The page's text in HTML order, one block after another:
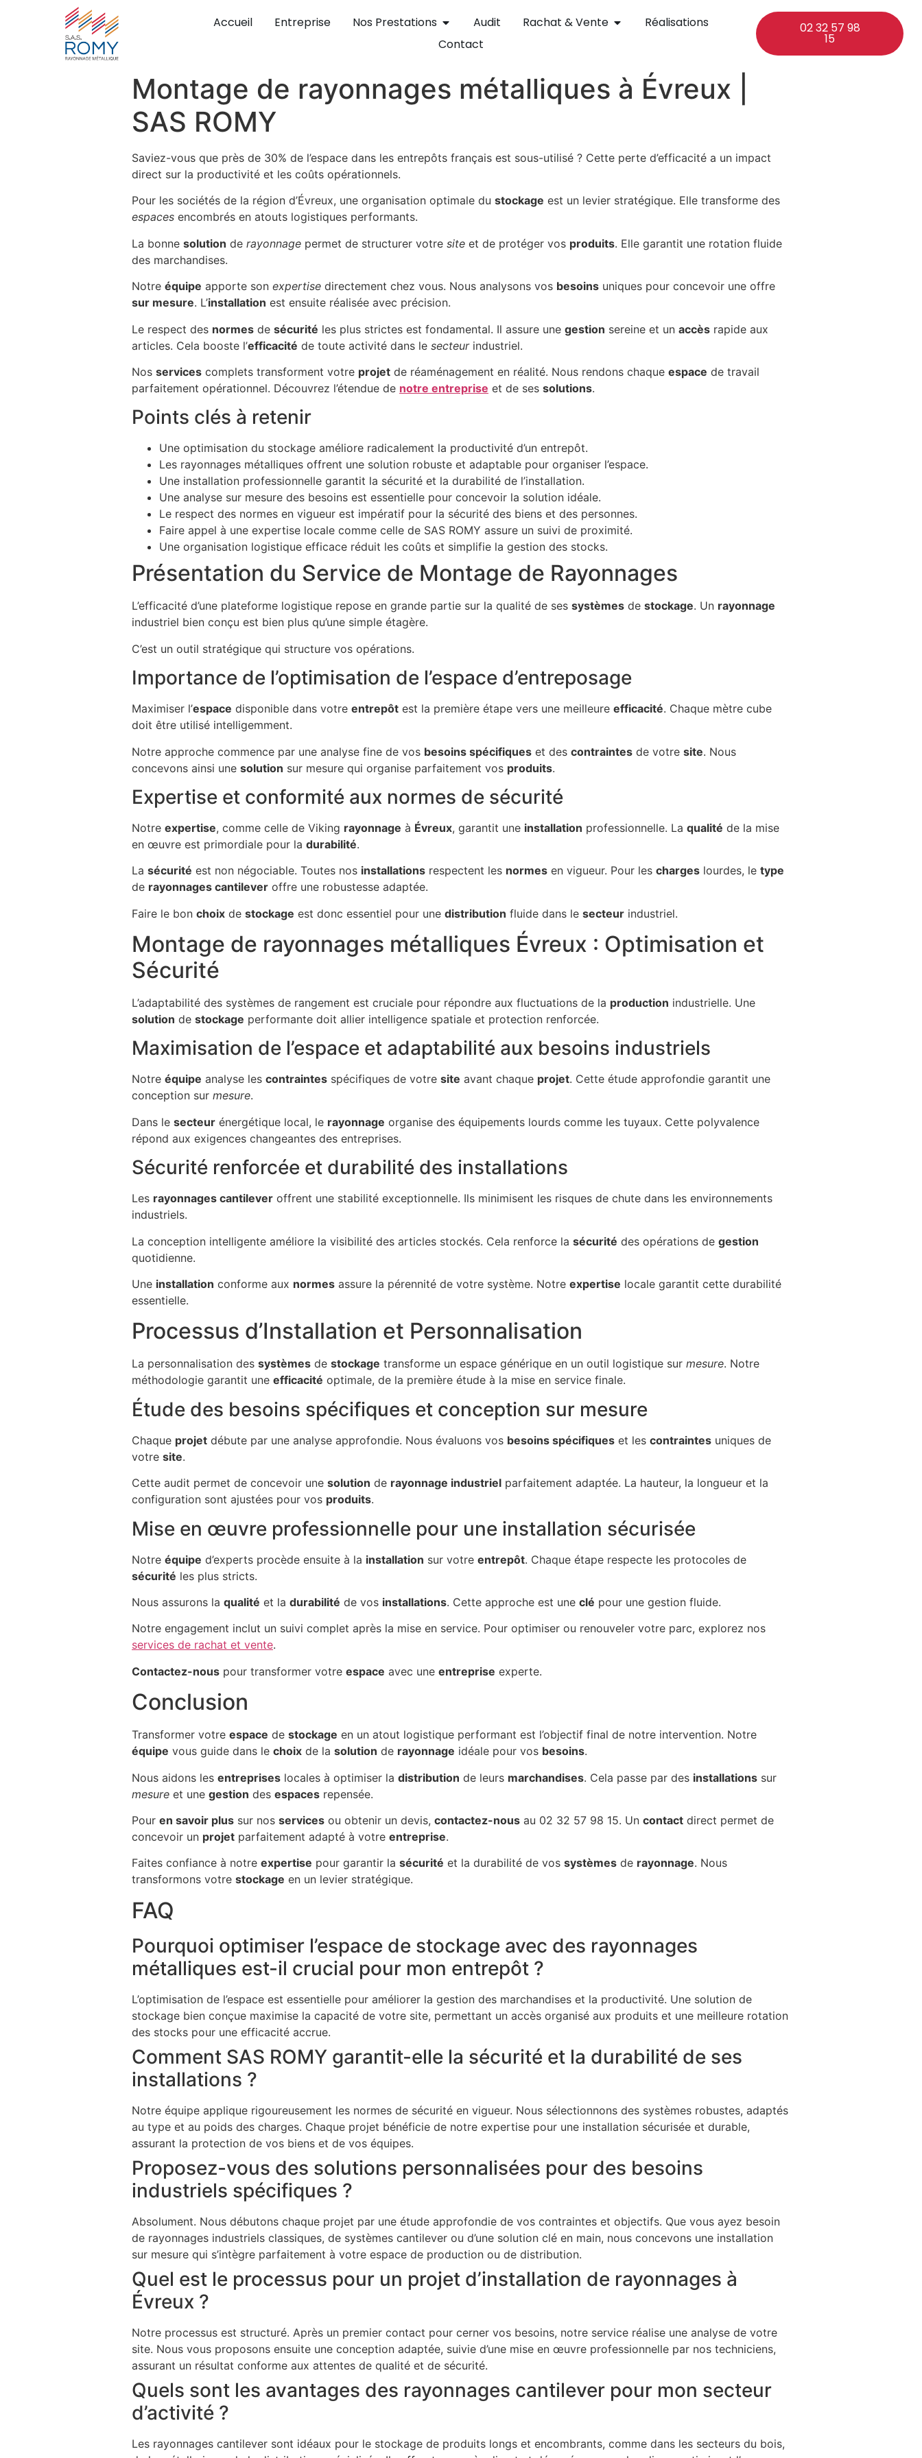
Accueil Entreprise Nos Prestations Audit Rachat & Vente
Réalisations
Contact
02 32 57 98
15
Montage de rayonnages métalliques à Évreux |
SAS ROMY
Saviez-vous que près de 30% de l’espace dans les entrepôts français est sous-utilisé ? Cette perte d’efficacité a un impact
direct sur la productivité et les coûts opérationnels.
Pour les sociétés de la région d’Évreux, une organisation optimale du stockage est un levier stratégique. Elle transforme des
espaces encombrés en atouts logistiques performants.
La bonne solution de rayonnage permet de structurer votre site et de protéger vos produits. Elle garantit une rotation fluide
des marchandises.
Notre équipe apporte son expertise directement chez vous. Nous analysons vos besoins uniques pour concevoir une offre
sur mesure. L’installation est ensuite réalisée avec précision.
Le respect des normes de sécurité les plus strictes est fondamental. Il assure une gestion sereine et un accès rapide aux
articles. Cela booste l’efficacité de toute activité dans le secteurindustriel.
Nos services complets transforment votre projet de réaménagement en réalité. Nous rendons chaque espace de travail
parfaitement opérationnel. Découvrez l’étendue de notre entreprise et de ses solutions.
Points clés à retenir
Une optimisation du stockage améliore radicalement la productivité d’un entrepôt.
Les rayonnages métalliques offrent une solution robuste et adaptable pour organiser l’espace.
Une installation professionnelle garantit la sécurité et la durabilité de l’installation.
Une analyse sur mesure des besoins est essentielle pour concevoir la solution idéale.
Le respect des normes en vigueur est impératif pour la sécurité des biens et des personnes.
Faire appel à une expertise locale comme celle de SAS ROMY assure un suivi de proximité.
Une organisation logistique efficace réduit les coûts et simplifie la gestion des stocks.
Présentation du Service de Montage de Rayonnages
L’efficacité d’une plateforme logistique repose en grande partie sur la qualité de ses systèmes de stockage. Un rayonnage
industriel bien conçu est bien plus qu’une simple étagère.
C’est un outil stratégique qui structure vos opérations.
Importance de l’optimisation de l’espace d’entreposage
Maximiser l’espace disponible dans votre entrepôt est la première étape vers une meilleure efficacité. Chaque mètre cube
doit être utilisé intelligemment.
Notre approche commence par une analyse fine de vos besoins spécifiques et des contraintes de votre site. Nous
concevons ainsi une solution sur mesure qui organise parfaitement vos produits.
Expertise et conformité aux normes de sécurité
Notre expertise, comme celle de Viking rayonnage à Évreux, garantit une installation professionnelle. La qualité de la mise
en œuvre est primordiale pour la durabilité.
La sécurité est non négociable. Toutes nos installations respectent les normes en vigueur. Pour les charges lourdes, le type
de rayonnages cantilever offre une robustesse adaptée.
Faire le bon choix de stockage est donc essentiel pour une distribution fluide dans le secteur industriel.
Montage de rayonnages métalliques Évreux : Optimisation et
Sécurité
L’adaptabilité des systèmes de rangement est cruciale pour répondre aux fluctuations de la production industrielle. Une
solution de stockage performante doit allier intelligence spatiale et protection renforcée.
Maximisation de l’espace et adaptabilité aux besoins industriels
Notre équipe analyse les contraintes spécifiques de votre site avant chaque projet. Cette étude approfondie garantit une
conception sur mesure.
Dans le secteur énergétique local, le rayonnage organise des équipements lourds comme les tuyaux. Cette polyvalence
répond aux exigences changeantes des entreprises.
Sécurité renforcée et durabilité des installations
Les rayonnages cantilever offrent une stabilité exceptionnelle. Ils minimisent les risques de chute dans les environnements
industriels.
La conception intelligente améliore la visibilité des articles stockés. Cela renforce la sécurité des opérations de gestion
quotidienne.
Une installation conforme aux normes assure la pérennité de votre système. Notre expertise locale garantit cette durabilité
essentielle.
Processus d’Installation et Personnalisation
La personnalisation des systèmes de stockage transforme un espace générique en un outil logistique sur mesure. Notre
méthodologie garantit une efficacité optimale, de la première étude à la mise en service finale.
Étude des besoins spécifiques et conception sur mesure
Chaque projet débute par une analyse approfondie. Nous évaluons vos besoins spécifiques et les contraintes uniques de
votre site.
Cette audit permet de concevoir une solution de rayonnage industriel parfaitement adaptée. La hauteur, la longueur et la
configuration sont ajustées pour vos produits.
Mise en œuvre professionnelle pour une installation sécurisée
Notre équipe d’experts procède ensuite à la installation sur votre entrepôt. Chaque étape respecte les protocoles de
sécurité les plus stricts.
Nous assurons la qualité et la durabilité de vos installations. Cette approche est une clé pour une gestion fluide.
Notre engagement inclut un suivi complet après la mise en service. Pour optimiser ou renouveler votre parc, explorez nos
services de rachat et vente.
Contactez-nous pour transformer votre espace avec une entreprise experte.
Conclusion
Transformer votre espace de stockage en un atout logistique performant est l’objectif final de notre intervention. Notre
équipe vous guide dans le choix de la solution de rayonnage idéale pour vos besoins.
Nous aidons les entreprises locales à optimiser la distribution de leurs marchandises. Cela passe par des installations sur
mesure et une gestion des espaces repensée.
Pour en savoir plus sur nos services ou obtenir un devis, contactez-nous au 02 32 57 98 15. Un contact direct permet de
concevoir un projet parfaitement adapté à votre entreprise.
Faites confiance à notre expertise pour garantir la sécurité et la durabilité de vos systèmes de rayonnage. Nous
transformons votre stockage en un levier stratégique.
FAQ
Pourquoi optimiser l’espace de stockage avec des rayonnages
métalliques est-il crucial pour mon entrepôt ?
L’optimisation de l’espace est essentielle pour améliorer la gestion des marchandises et la productivité. Une solution de
stockage bien conçue maximise la capacité de votre site, permettant un accès organisé aux produits et une meilleure rotation
des stocks pour une efficacité accrue.
Comment SAS ROMY garantit-elle la sécurité et la durabilité de ses
installations ?
Notre équipe applique rigoureusement les normes de sécurité en vigueur. Nous sélectionnons des systèmes robustes, adaptés
au type et au poids des charges. Chaque projet bénéficie de notre expertise pour une installation sécurisée et durable,
assurant la protection de vos biens et de vos équipes.
Proposez-vous des solutions personnalisées pour des besoins
industriels spécifiques ?
Absolument. Nous débutons chaque projet par une étude approfondie de vos contraintes et objectifs. Que vous ayez besoin
de rayonnages industriels classiques, de systèmes cantilever ou d’une solution clé en main, nous concevons une installation
sur mesure qui s’intègre parfaitement à votre espace de production ou de distribution.
Quel est le processus pour un projet d’installation de rayonnages à
Évreux ?
Notre processus est structuré. Après un premier contact pour cerner vos besoins, notre service réalise une analyse de votre
site. Nous vous proposons ensuite une conception adaptée, suivie d’une mise en œuvre professionnelle par nos techniciens,
assurant un résultat conforme aux attentes de qualité et de sécurité.
Quels sont les avantages des rayonnages cantilever pour mon secteur
d’activité ?
Les rayonnages cantilever sont idéaux pour le stockage de produits longs et encombrants, comme dans les secteurs du bois,